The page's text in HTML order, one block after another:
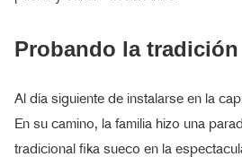
Probando la tradición
Al día siguiente de instalarse en la
En su camino, la familia hizo una
tradicional fika sueco en la